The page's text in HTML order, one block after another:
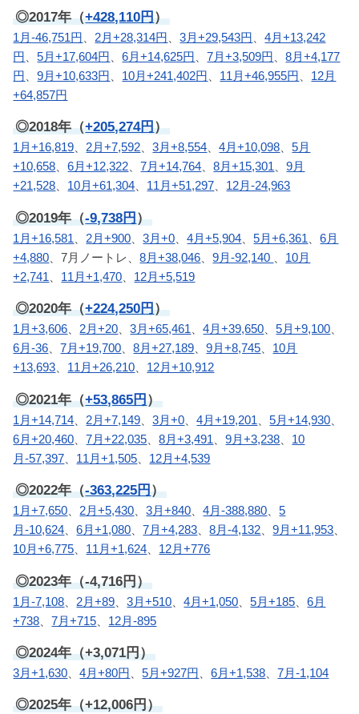
◎2017年（+428,110円）
1月-46,751円 2月+28,314円 、3月+29,543円 、4月+13,242
円
、5月+17,604円 、6月+14,625円 、7月+3,509円 、8月+4,177
円
、9月+10,633円 10月+241,402円 11月+46,955円
12月
+64,857円
◎2018年（+205,274円）
1月+16,819 2月+7,592 、3月+8,554 、4月+10,098 、5月
+10,658 、6月+12,322 、7月+14,764 、8月+15,301 、9月
+21,528
10月+61,304 11月+51,297 12月-24,963
◎2019年（-9,738円）
1月+16,581 2月+900 、3月+0 、4月+5,904 、5月+6,361 、6月
+4,880 、7月ノートレ、8月+38,046 、9月-92,140
10月
+2,741
11月+1,470 12月+5,519
◎2020年（+224,250円）
1月+3,606 2月+20 、3月+65,461 、4月+39,650 、5月+9,100
6月-36 、7月+19,700 、8月+27,189 、9月+8,745
10月
+13,693
11月+26,210 12月+10,912
◎2021年（+53,865円）
1月+14,714 2月+7,149 、3月+0 、4月+19,201 、5月+14,930
6月+20,460 、7月+22,035 、8月+3,491 、9月+3,238
10
月-57,397
11月+1,505 12月+4,539
◎2022年（-363,225円）
1月+7,650 2月+5,430 、3月+840 、4月-388,880 、5
月-10,624 、6月+1,080 、7月+4,283 、8月-4,132 、9月+11,953
10月+6,775
11月+1,624 12月+776
◎2023年（-4,716円）
1月-7,108 2月+89 、3月+510 、4月+1,050 、5月+185 、6月
+738 、7月+715 12月-895
◎2024年（+3,071円）
3月+1,630 、4月+80円 、5月+927円 、6月+1,538 、7月-1,104
◎2025年（+12,006円）